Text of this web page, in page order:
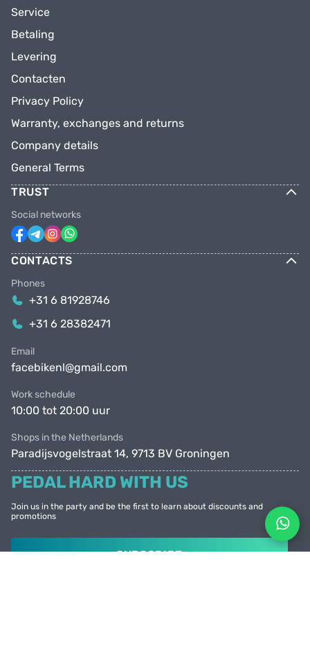
Service
Betaling
Levering
Contacten
Privacy Policy
Warranty, exchanges and returns
Company details
General Terms
TRUST
Social networks
CONTACTS
Phones
+31 6 81928746
+31 6 28382471
Email
facebikenl@gmail.com
Work schedule
10:00 tot 20:00 uur
Shops in the Netherlands
Paradijsvogelstraat 14, 9713 BV Groningen
PEDAL HARD WITH US
Join us in the party and be the first to learn about discounts and
promotions
SUBSCRIBE